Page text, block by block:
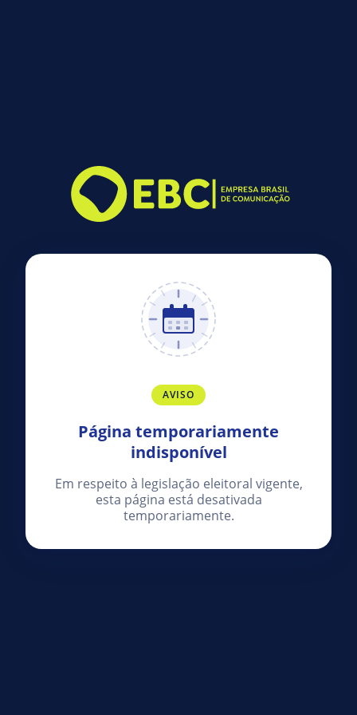
AVISO
Página temporariamente
indisponível
Em respeito à legislação eleitoral vigente,
esta página está desativada
temporariamente.